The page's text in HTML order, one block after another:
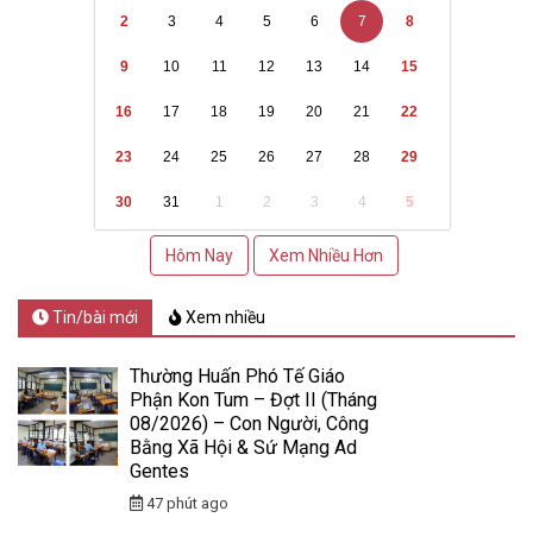
2 3 4 5 6 7 8
9 10 11 12 13 14 15
16 17 18 19 20 21 22
23 24 25 26 27 28 29
30 31 1 2 3 4 5
Hôm Nay Xem Nhiều Hơn
Tin/bài mới Xem nhiều
Thường Huấn Phó Tế Giáo
Phận Kon Tum – Đợt II (Tháng
08/2026) – Con Người, Công
Bằng Xã Hội & Sứ Mạng Ad
Gentes
47 phút ago